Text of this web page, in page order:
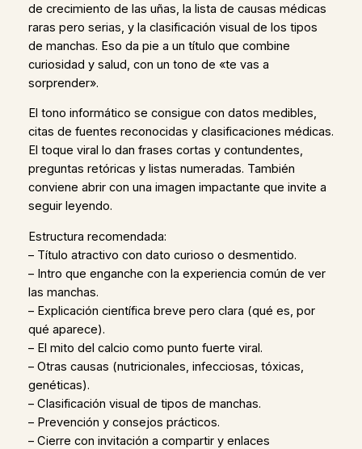
de crecimiento de las uñas, la lista de causas médicas
raras pero serias, y la clasificación visual de los tipos
de manchas. Eso da pie a un título que combine
curiosidad y salud, con un tono de «te vas a
sorprender».
El tono informático se consigue con datos medibles,
citas de fuentes reconocidas y clasificaciones médicas.
El toque viral lo dan frases cortas y contundentes,
preguntas retóricas y listas numeradas. También
conviene abrir con una imagen impactante que invite a
seguir leyendo.
Estructura recomendada:
– Título atractivo con dato curioso o desmentido.
– Intro que enganche con la experiencia común de ver
las manchas.
– Explicación científica breve pero clara (qué es, por
qué aparece).
– El mito del calcio como punto fuerte viral.
– Otras causas (nutricionales, infecciosas, tóxicas,
genéticas).
– Clasificación visual de tipos de manchas.
– Prevención y consejos prácticos.
– Cierre con invitación a compartir y enlaces